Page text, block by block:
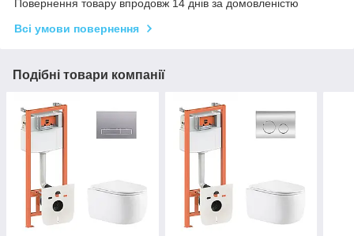
Повернення товару впродовж 14 днів за домовленістю
Всі умови повернення
Подібні товари компанії